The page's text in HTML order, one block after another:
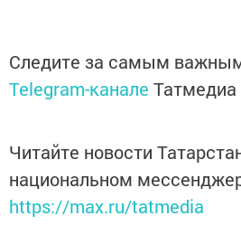
Следите за самым
Telegram-канале Татмедиа
Читайте новости
национальном
https://max.ru/tatmedia